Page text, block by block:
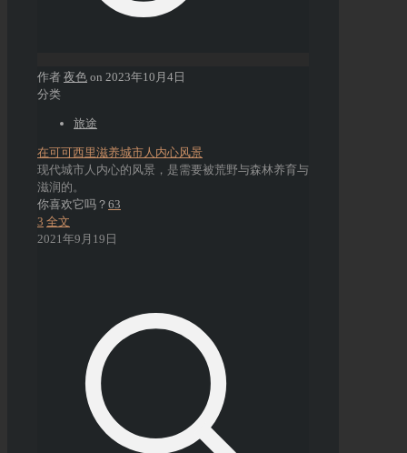
作者 夜色 on 2023年10月4日
分类
旅途
在可可西里滋养城市人内心风景
现代城市人内心的风景，是需要被荒野与森林养育与
滋润的。
你喜欢它吗？ 63
3 全文
2021年9月19日